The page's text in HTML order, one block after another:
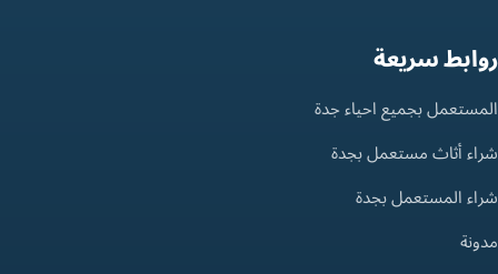
روابط سريعة
المستعمل بجميع احياء جدة
شراء أثاث مستعمل بجدة
شراء المستعمل بجدة
مدونة